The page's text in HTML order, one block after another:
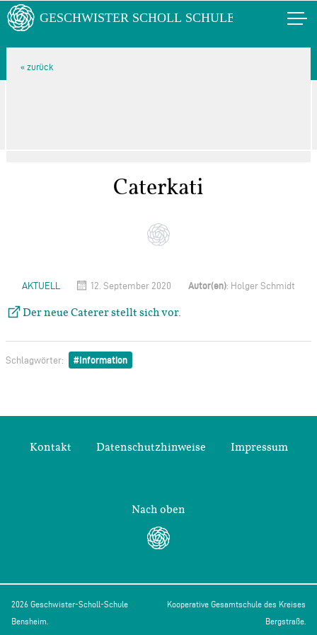
Caterkati
AKTUELL 12. September 2020 Autor(en): Holger Schmidt
Der neue Caterer stellt sich vor.
Schlagwörter: Information
Kontakt Datenschutzhinweise Impressum
Nach oben
2026 Geschwister-Scholl-Schule
Bensheim.
Kooperative Gesamtschule des Kreises
Bergstraße.